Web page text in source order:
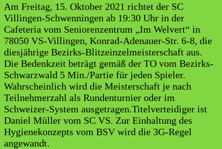
Am Freitag, 15. Oktober 2021 richtet der SC
Villingen-Schwenningen ab 19:30 Uhr in der
Cafeteria vom Seniorenzentrum „Im Welvert“ in
78050 VS-Villingen, Konrad-Adenauer-Str. 6-8, die
diesjährige Bezirks-Blitzeinzelmeisterschaft aus.
Die Bedenkzeit beträgt gemäß der TO vom Bezirks-
Schwarzwald 5 Min./Partie für jeden Spieler.
Wahrscheinlich wird die Meisterschaft je nach
Teilnehmerzahl als Rundenturnier oder im
Schweizer-System ausgetragen.Titelverteidiger ist
Daniel Müller vom SC VS. Zur Einhaltung des
Hygienekonzepts vom BSV wird die 3G-Regel
angewandt.